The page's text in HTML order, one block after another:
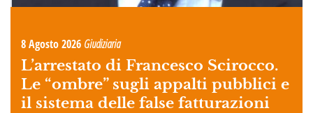
8 Agosto 2026 Giudiziaria
L’arrestato di Francesco Scirocco.
Le “ombre” sugli appalti pubblici e
il sistema delle false fatturazioni